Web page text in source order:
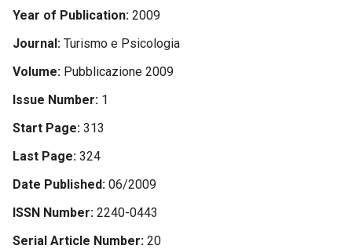
Year of Publication 2009
Journal Turismo e Psicologia
Volume Pubblicazione 2009
Issue Number 1
Start Page 313
Last Page 324
Date Published 06/2009
ISSN Number 2240-0443
Serial Article Number 20